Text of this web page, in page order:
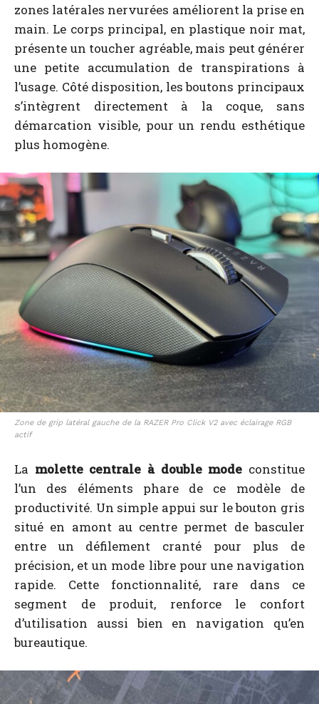
zones latérales nervurées améliorent la prise en
main. Le corps principal, en plastique noir mat,
présente un toucher agréable, mais peut générer
une petite accumulation de transpirations à
l’usage. Côté disposition, les boutons principaux
s’intègrent directement à la coque, sans
démarcation visible, pour un rendu esthétique
plus homogène.
Zone de grip latéral gauche de la RAZER Pro Click V2 avec éclairage RGB
actif
La molette centrale à double mode constitue
l’un des éléments phare de ce modèle de
productivité. Un simple appui sur le bouton gris
situé en amont au centre permet de basculer
entre un défilement cranté pour plus de
précision, et un mode libre pour une navigation
rapide. Cette fonctionnalité, rare dans ce
segment de produit, renforce le confort
d’utilisation aussi bien en navigation qu’en
bureautique.